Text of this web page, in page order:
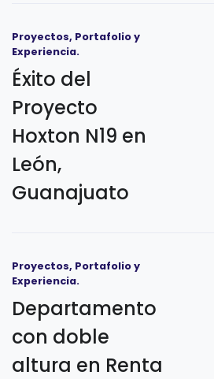
Proyectos, Portafolio y
Experiencia.
Éxito del
Proyecto
Hoxton N19 en
León,
Guanajuato
Proyectos, Portafolio y
Experiencia.
Departamento
con doble
altura en Renta